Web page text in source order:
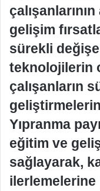
gelişim
sürekli
teknolojilerin
çalışanların
Yıpranma
eğitim ve
sağlayarak,
ilerlemelerine